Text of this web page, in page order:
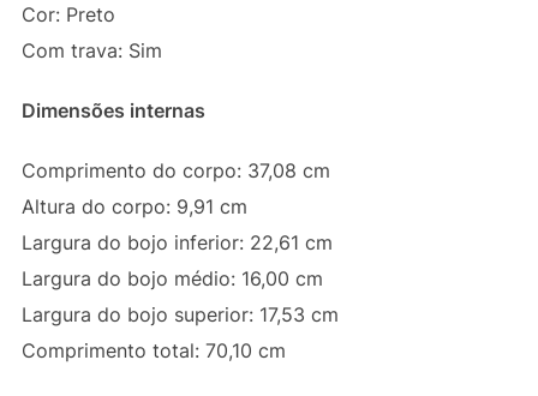
Cor: Preto
Com trava: Sim
Dimensões internas
Comprimento do corpo: 37,08 cm
Altura do corpo: 9,91 cm
Largura do bojo inferior: 22,61 cm
Largura do bojo médio: 16,00 cm
Largura do bojo superior: 17,53 cm
Comprimento total: 70,10 cm